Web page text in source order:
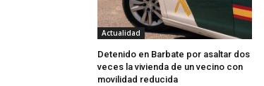
Actualidad
Detenido en Barbate por asaltar dos
veces la vivienda de un vecino con
movilidad reducida